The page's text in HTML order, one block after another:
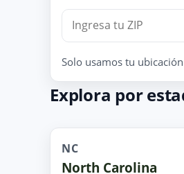
Solo usamos tu
Explora por
NC
North Carolina